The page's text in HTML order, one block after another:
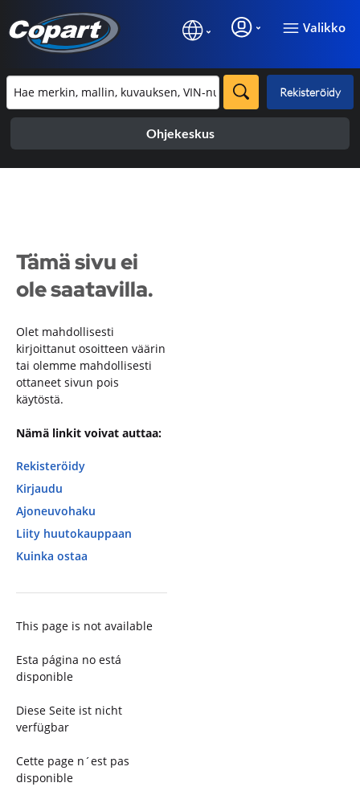
Valikko
Rekisteröidy
Ohjekeskus
Tämä sivu ei
ole saatavilla.
Olet mahdollisesti
kirjoittanut osoitteen väärin
tai olemme mahdollisesti
ottaneet sivun pois
käytöstä.
Nämä linkit voivat auttaa:
Rekisteröidy
Kirjaudu
Ajoneuvohaku
Liity huutokauppaan
Kuinka ostaa
This page is not available
Esta página no está
disponible
Diese Seite ist nicht
verfügbar
Cette page n´est pas
disponible